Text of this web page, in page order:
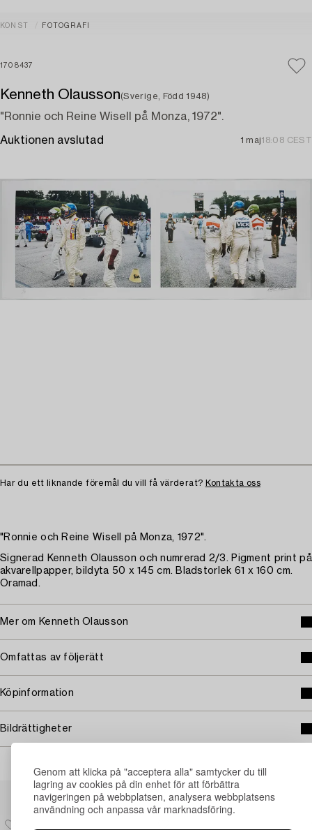
Genom att klicka på "acceptera alla" samtycker du till
lagring av cookies på din enhet för att förbättra
navigeringen på webbplatsen, analysera webbplatsens
användning och anpassa vår marknadsföring.
KONST FOTOGRAFI
1708437
Kenneth Olausson(Sverige, Född 1948)
"Ronnie och Reine Wisell på Monza, 1972".
Auktionen avslutad 1 maj18:08 CEST
Har du ett liknande föremål du vill få värderat? Kontakta oss
"Ronnie och Reine Wisell på Monza, 1972".
Signerad Kenneth Olausson och numrerad 2/3. Pigment print på
akvarellpapper, bildyta 50 x 145 cm. Bladstorlek 61 x 160 cm.
Oramad.
Mer om Kenneth Olausson
Omfattas av följerätt
Köpinformation
Bildrättigheter
Andra har även tittat på